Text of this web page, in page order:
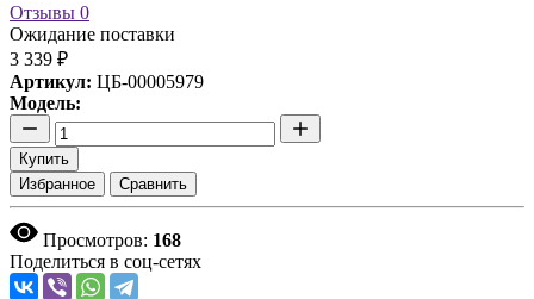
Отзывы 0
Ожидание поставки
3 339 ₽
Артикул: ЦБ-00005979
Модель:
Купить
Избранное
Сравнить
Просмотров: 168
Поделиться в соц-сетях